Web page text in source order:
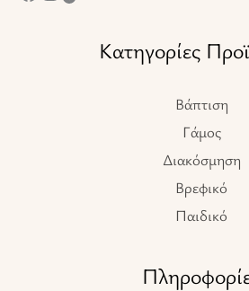
Κατηγορίες
Βάπτιση
Γάμος
Διακόσμηση
Βρεφικό
Παιδικό